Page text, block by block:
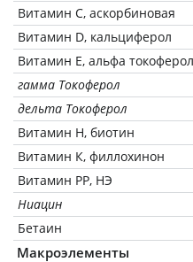
Витамин C, аскорбиновая
Витамин D, кальциферол
Витамин Е, альфа
гамма Токоферол
дельта Токоферол
Витамин Н, биотин
Витамин К, филлохинон
Витамин РР, НЭ
Ниацин
Бетаин
Макроэлементы